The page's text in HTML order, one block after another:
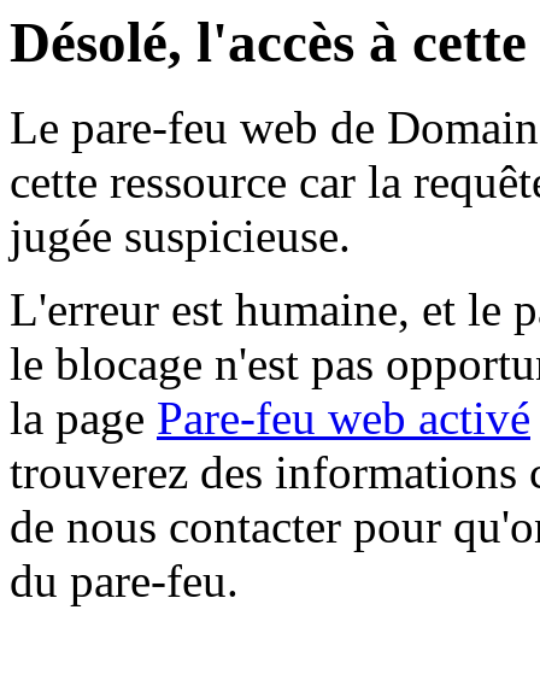
Désolé, l'accès à
Le pare-feu web de
cette ressource car la
jugée suspicieuse.
L'erreur est humaine, et le
le blocage n'est pas
la page Pare-feu web activé
trouverez des informations
de nous contacter pour
du pare-feu.